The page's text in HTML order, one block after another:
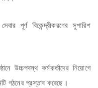
পূর্ণ বিকেন্দ্রীকরণের সুপারিশ
উচ্চপদস্থ কর্মকর্তাদের নিয়োগে
গঠনের প্রস্তাব করেছে।